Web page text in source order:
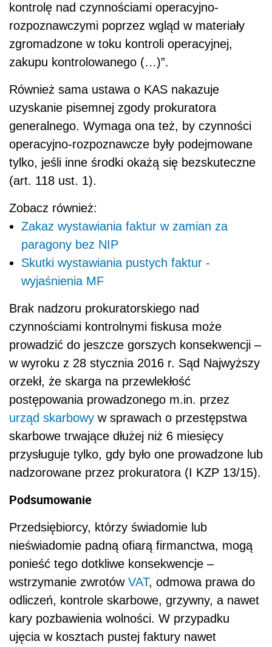
kontrolę nad czynnościami operacyjno-
rozpoznawczymi poprzez wgląd w materiały
zgromadzone w toku kontroli operacyjnej,
zakupu kontrolowanego (…)”.
Również sama ustawa o KAS nakazuje
uzyskanie pisemnej zgody prokuratora
generalnego. Wymaga ona też, by czynności
operacyjno-rozpoznawcze były podejmowane
tylko, jeśli inne środki okażą się bezskuteczne
(art. 118 ust. 1).
Zobacz również:
Zakaz wystawiania faktur w zamian za
paragony bez NIP
Skutki wystawiania pustych faktur -
wyjaśnienia MF
Brak nadzoru prokuratorskiego nad
czynnościami kontrolnymi fiskusa może
prowadzić do jeszcze gorszych konsekwencji –
w wyroku z 28 stycznia 2016 r. Sąd Najwyższy
orzekł, że skarga na przewlekłość
postępowania prowadzonego m.in. przez
urząd skarbowy w sprawach o przestępstwa
skarbowe trwające dłużej niż 6 miesięcy
przysługuje tylko, gdy było one prowadzone lub
nadzorowane przez prokuratora (I KZP 13/15).
Podsumowanie
Przedsiębiorcy, którzy świadomie lub
nieświadomie padną ofiarą firmanctwa, mogą
ponieść tego dotkliwe konsekwencje –
wstrzymanie zwrotów VAT, odmowa prawa do
odliczeń, kontrole skarbowe, grzywny, a nawet
kary pozbawienia wolności. W przypadku
ujęcia w kosztach pustej faktury nawet